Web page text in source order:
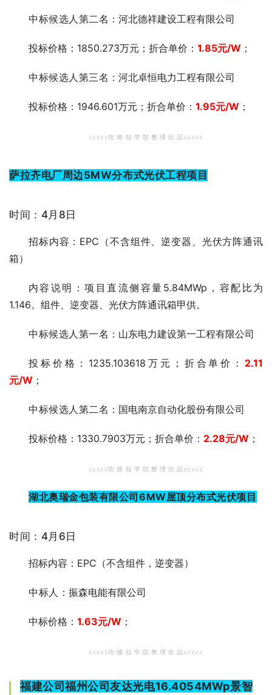
中标候选人第二名：河北德祥建设工程有限公司
投标价格：1850.273万元；折合单价： 1.85元/W ；
中标候选人第三名：河北卓恒电力工程有限公司
投标价格：1946.601万元；折合单价： 1.95元/W ；
>>>>>坎 德 拉 学 院 整 理 出 品<<<<<
萨拉齐电厂周边5MW分布式光伏工程项目
时间：4月8日
招标内容：EPC（不含组件、逆变器、光伏方阵通讯
箱）
内容说明：项目直流侧容量5.84MWp，容配比为
1.146。组件、逆变器、光伏方阵通讯箱甲供。
中标候选人第一名：山东电力建设第一工程有限公司
投标价格：1235.103618万元；折合单价： 2.11
元/W ；
中标候选人第二名：国电南京自动化股份有限公司
投标价格：1330.7903万元；折合单价： 2.28元/W ；
>>>>>坎 德 拉 学 院 整 理 出 品<<<<<
湖北奥瑞金包装有限公司6MW屋顶分布式光伏项目
时间：4月6日
招标内容：EPC（不含组件，逆变器）
中标人 ：振森电能有限公司
中标价格： 1.63元/W ；
>>>>>坎 德 拉 学 院 整 理 出 品<<<<<
福建公司福州公司友达光电16.4054MWp景智